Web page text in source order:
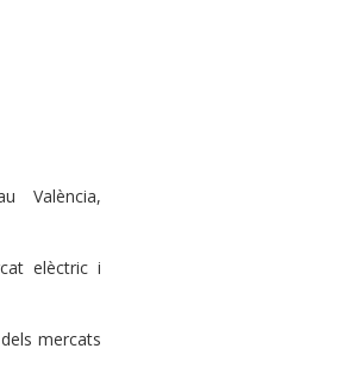
València,
elèctric i
mercats